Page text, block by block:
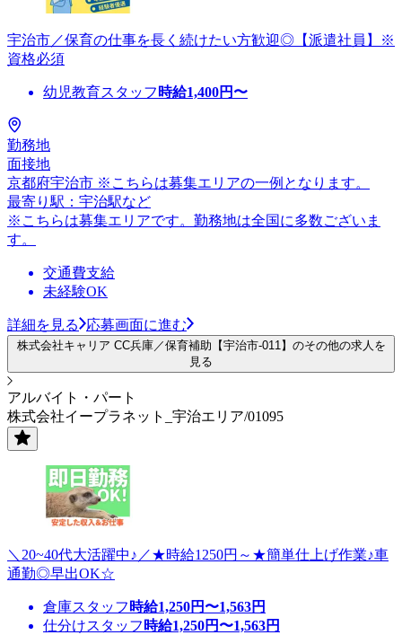
宇治市／保育の仕事を長く続けたい方歓迎◎【派遣社員】※
資格必須
幼児教育スタッフ 時給1,400円〜
勤務地
面接地
京都府宇治市 ※こちらは募集エリアの一例となります。
最寄り駅：宇治駅など
※こちらは募集エリアです。勤務地は全国に多数ございま
す。
交通費支給
未経験OK
詳細を見る 応募画面に進む
株式会社キャリア CC兵庫／保育補助【宇治市-011】のその他の求人を
見る
アルバイト・パート
株式会社イープラネット_宇治エリア/01095
＼20~40代大活躍中♪／★時給1250円～★簡単仕上げ作業♪車
通勤◎早出OK☆
倉庫スタッフ 時給1,250円〜1,563円
仕分けスタッフ 時給1,250円〜1,563円